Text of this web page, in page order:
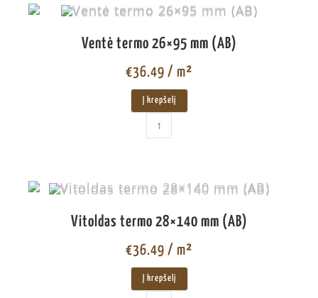
Ventė termo 26×95 mm (AB)
€36.49 / m²
Į krepšelį
Vitoldas termo 28×140 mm (AB)
€36.49 / m²
Į krepšelį